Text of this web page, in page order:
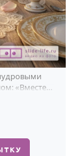
«Вместе